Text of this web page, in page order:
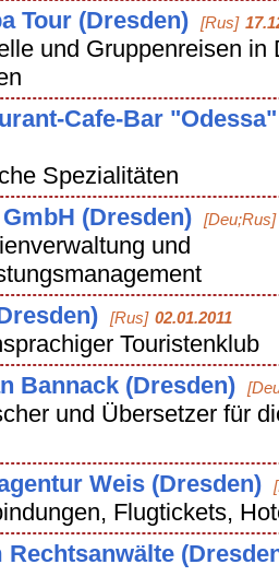
Tour (Dresden) [Rus]
und Gruppenreisen in
Cafe-Bar
Spezialitäten
(Dresden)
[Deu;Rus]
und
[Rus] 02.01.2011
Touristenklub
Bannack (Dresden)
und Übersetzer für
Weis (Dresden)
Flugtickets,
Rechtsanwälte